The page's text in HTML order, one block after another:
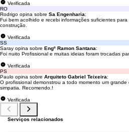
Verificada
RO
Rodrigo opina sobre Sa Engenharia:
Fui bem acolhido e recebi informações suficientes
construção.
Verificada
SS
Saray opina sobre Engº Ramon Santana:
Foi nuito Profissional e muitas ideias foram trocadas
Verificada
PS
Paulo opina sobre Arquiteto Gabriel Teixeira:
O profissional demonstrou a todo momento um
simpatia. Recomendo.!
Verificada
Serviços relacionados